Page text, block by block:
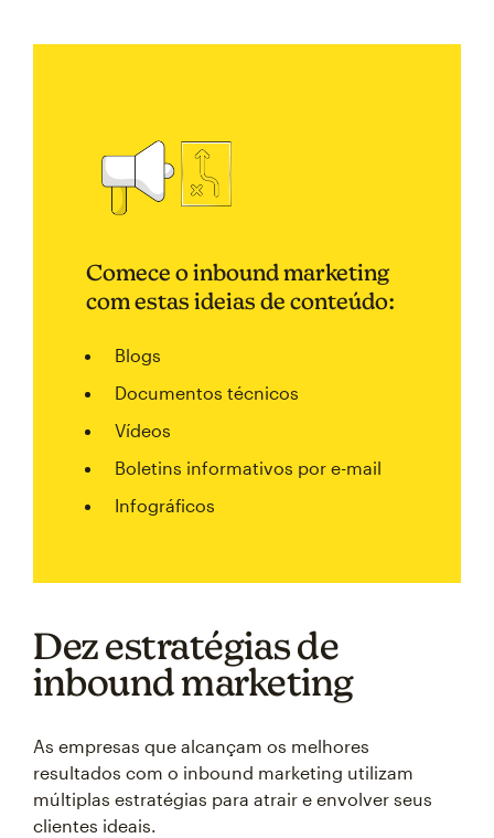
Comece o inbound marketing
com estas ideias de conteúdo:
Blogs
Documentos técnicos
Vídeos
Boletins informativos por e-mail
Infográficos
Dez estratégias de
inbound marketing
As empresas que alcançam os melhores
resultados com o inbound marketing utilizam
múltiplas estratégias para atrair e envolver seus
clientes ideais.